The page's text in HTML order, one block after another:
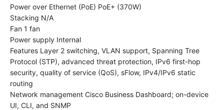
Power over Ethernet (PoE) PoE+ (370W)
Stacking N/A
Fan 1 fan
Power supply Internal
Features Layer 2 switching, VLAN support, Spanning Tree
Protocol (STP), advanced threat protection, IPv6 first-hop
security, quality of service (QoS), sFlow, IPv4/IPv6 static
routing
Network management Cisco Business Dashboard; on-device
UI, CLI, and SNMP